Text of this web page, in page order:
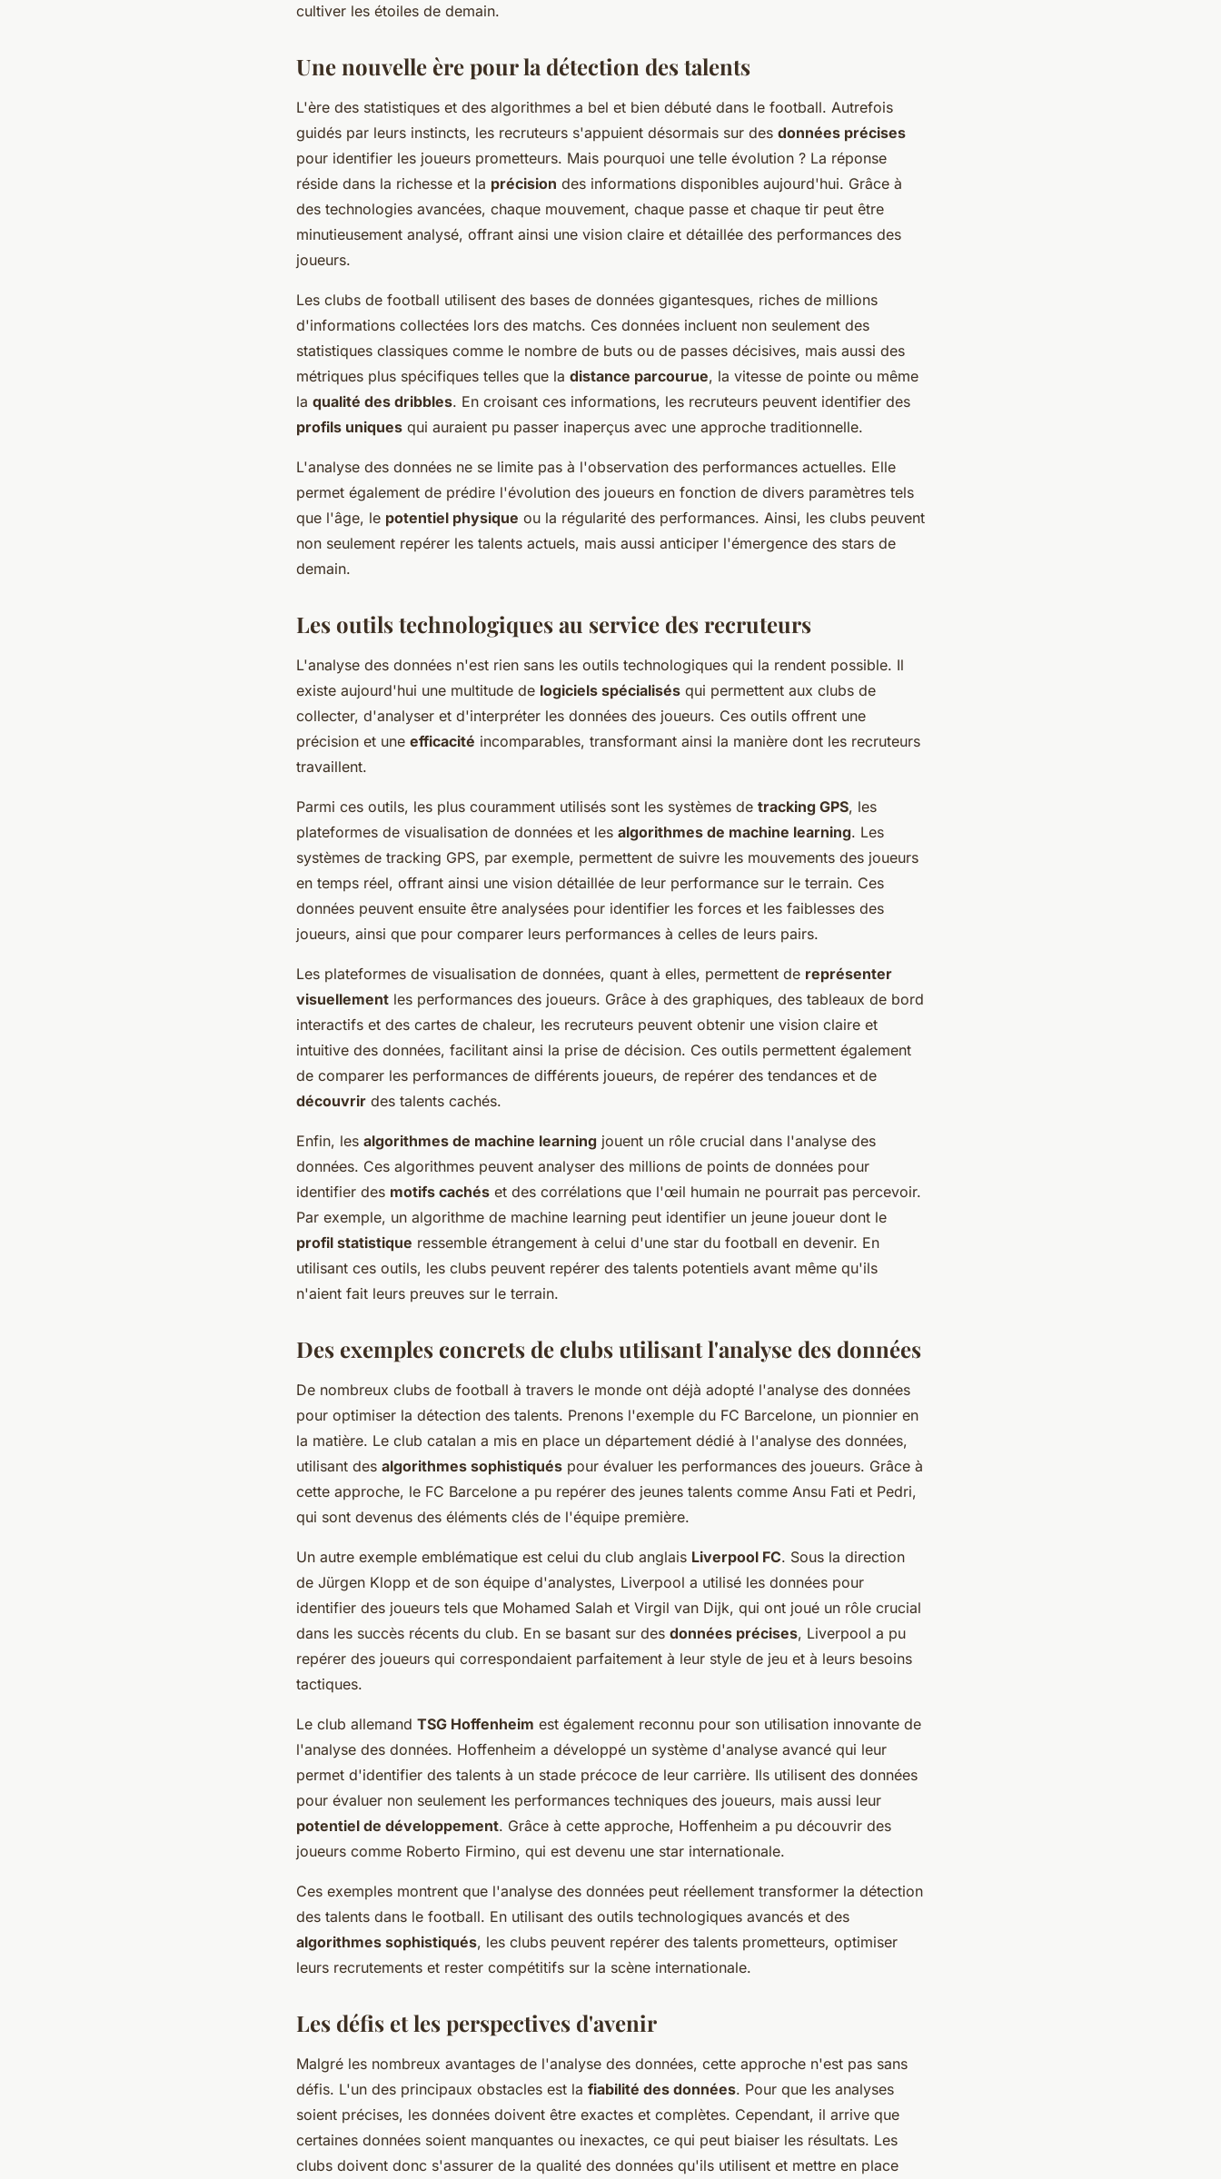
cultiver les étoiles de demain.
Une nouvelle ère pour la détection des talents
L'ère des statistiques et des algorithmes a bel et bien débuté dans le football. Autrefois
guidés par leurs instincts, les recruteurs s'appuient désormais sur des données précises
pour identifier les joueurs prometteurs. Mais pourquoi une telle évolution ? La réponse
réside dans la richesse et la précision des informations disponibles aujourd'hui. Grâce à
des technologies avancées, chaque mouvement, chaque passe et chaque tir peut être
minutieusement analysé, offrant ainsi une vision claire et détaillée des performances des
joueurs.
Les clubs de football utilisent des bases de données gigantesques, riches de millions
d'informations collectées lors des matchs. Ces données incluent non seulement des
statistiques classiques comme le nombre de buts ou de passes décisives, mais aussi des
métriques plus spécifiques telles que la distance parcourue, la vitesse de pointe ou même
la qualité des dribbles. En croisant ces informations, les recruteurs peuvent identifier des
profils uniques qui auraient pu passer inaperçus avec une approche traditionnelle.
L'analyse des données ne se limite pas à l'observation des performances actuelles. Elle
permet également de prédire l'évolution des joueurs en fonction de divers paramètres tels
que l'âge, le potentiel physique ou la régularité des performances. Ainsi, les clubs peuvent
non seulement repérer les talents actuels, mais aussi anticiper l'émergence des stars de
demain.
Les outils technologiques au service des recruteurs
L'analyse des données n'est rien sans les outils technologiques qui la rendent possible. Il
existe aujourd'hui une multitude de logiciels spécialisés qui permettent aux clubs de
collecter, d'analyser et d'interpréter les données des joueurs. Ces outils offrent une
précision et une efficacité incomparables, transformant ainsi la manière dont les recruteurs
travaillent.
Parmi ces outils, les plus couramment utilisés sont les systèmes de tracking GPS, les
plateformes de visualisation de données et les algorithmes de machine learning. Les
systèmes de tracking GPS, par exemple, permettent de suivre les mouvements des joueurs
en temps réel, offrant ainsi une vision détaillée de leur performance sur le terrain. Ces
données peuvent ensuite être analysées pour identifier les forces et les faiblesses des
joueurs, ainsi que pour comparer leurs performances à celles de leurs pairs.
Les plateformes de visualisation de données, quant à elles, permettent de représenter
visuellement les performances des joueurs. Grâce à des graphiques, des tableaux de bord
interactifs et des cartes de chaleur, les recruteurs peuvent obtenir une vision claire et
intuitive des données, facilitant ainsi la prise de décision. Ces outils permettent également
de comparer les performances de différents joueurs, de repérer des tendances et de
découvrir des talents cachés.
Enfin, les algorithmes de machine learning jouent un rôle crucial dans l'analyse des
données. Ces algorithmes peuvent analyser des millions de points de données pour
identifier des motifs cachés et des corrélations que l'œil humain ne pourrait pas percevoir.
Par exemple, un algorithme de machine learning peut identifier un jeune joueur dont le
profil statistique ressemble étrangement à celui d'une star du football en devenir. En
utilisant ces outils, les clubs peuvent repérer des talents potentiels avant même qu'ils
n'aient fait leurs preuves sur le terrain.
Des exemples concrets de clubs utilisant l'analyse des données
De nombreux clubs de football à travers le monde ont déjà adopté l'analyse des données
pour optimiser la détection des talents. Prenons l'exemple du FC Barcelone, un pionnier en
la matière. Le club catalan a mis en place un département dédié à l'analyse des données,
utilisant des algorithmes sophistiqués pour évaluer les performances des joueurs. Grâce à
cette approche, le FC Barcelone a pu repérer des jeunes talents comme Ansu Fati et Pedri,
qui sont devenus des éléments clés de l'équipe première.
Un autre exemple emblématique est celui du club anglais Liverpool FC. Sous la direction
de Jürgen Klopp et de son équipe d'analystes, Liverpool a utilisé les données pour
identifier des joueurs tels que Mohamed Salah et Virgil van Dijk, qui ont joué un rôle crucial
dans les succès récents du club. En se basant sur des données précises, Liverpool a pu
repérer des joueurs qui correspondaient parfaitement à leur style de jeu et à leurs besoins
tactiques.
Le club allemand TSG Hoffenheim est également reconnu pour son utilisation innovante de
l'analyse des données. Hoffenheim a développé un système d'analyse avancé qui leur
permet d'identifier des talents à un stade précoce de leur carrière. Ils utilisent des données
pour évaluer non seulement les performances techniques des joueurs, mais aussi leur
potentiel de développement. Grâce à cette approche, Hoffenheim a pu découvrir des
joueurs comme Roberto Firmino, qui est devenu une star internationale.
Ces exemples montrent que l'analyse des données peut réellement transformer la détection
des talents dans le football. En utilisant des outils technologiques avancés et des
algorithmes sophistiqués, les clubs peuvent repérer des talents prometteurs, optimiser
leurs recrutements et rester compétitifs sur la scène internationale.
Les défis et les perspectives d'avenir
Malgré les nombreux avantages de l'analyse des données, cette approche n'est pas sans
défis. L'un des principaux obstacles est la fiabilité des données. Pour que les analyses
soient précises, les données doivent être exactes et complètes. Cependant, il arrive que
certaines données soient manquantes ou inexactes, ce qui peut biaiser les résultats. Les
clubs doivent donc s'assurer de la qualité des données qu'ils utilisent et mettre en place